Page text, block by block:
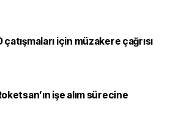
çatışmaları için müzakere çağrısı
işe alım sürecine